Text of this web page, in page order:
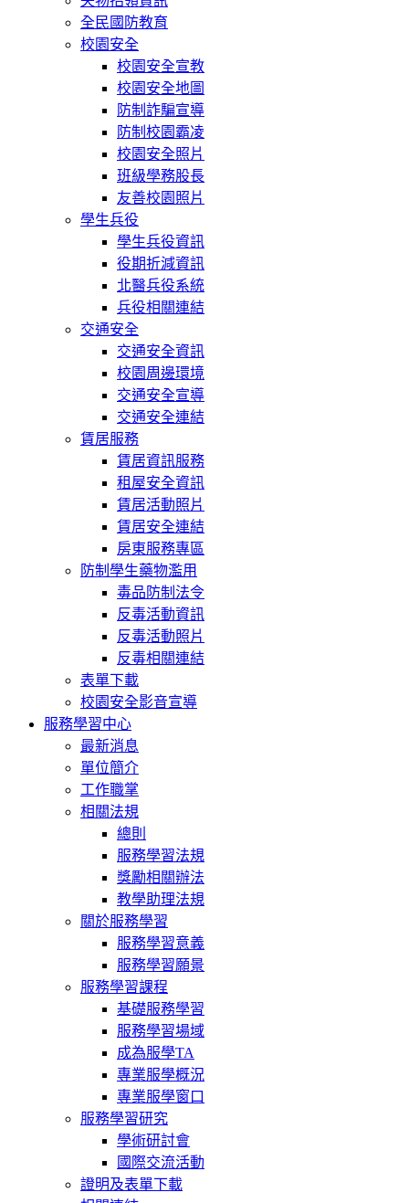
全民國防教育
校園安全
校園安全宣教
校園安全地圖
防制詐騙宣導
防制校園霸凌
校園安全照片
班級學務股長
友善校園照片
學生兵役
學生兵役資訊
役期折減資訊
北醫兵役系統
兵役相關連結
交通安全
交通安全資訊
校園周邊環境
交通安全宣導
交通安全連結
賃居服務
賃居資訊服務
租屋安全資訊
賃居活動照片
賃居安全連結
房東服務專區
防制學生藥物濫用
毒品防制法令
反毒活動資訊
反毒活動照片
反毒相關連結
表單下載
校園安全影音宣導
服務學習中心
最新消息
單位簡介
工作職掌
相關法規
總則
服務學習法規
獎勵相關辦法
教學助理法規
關於服務學習
服務學習意義
服務學習願景
服務學習課程
基礎服務學習
服務學習場域
成為服學TA
專業服學概況
專業服學窗口
服務學習研究
學術研討會
國際交流活動
證明及表單下載